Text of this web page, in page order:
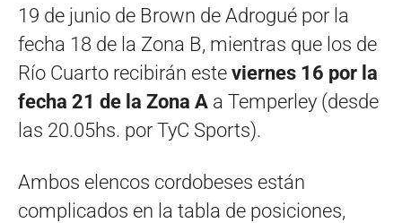
19 de junio de Brown de Adrogué por la
fecha 18 de la Zona B, mientras que los de
Río Cuarto recibirán este viernes 16 por la
fecha 21 de la Zona A a Temperley (desde
las 20.05hs. por TyC Sports).
Ambos elencos cordobeses están
complicados en la tabla de posiciones,